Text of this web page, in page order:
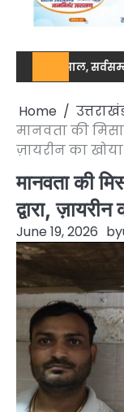
सर्वसम्मति से
Home
मानवता की
ज़ायरीन का
मानवता की
द्वारा,
June 19, 2026 by